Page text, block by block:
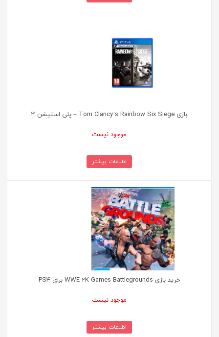
بازی Tom Clancy’s Rainbow Six Siege – پلی استیشن ۴
موجود نیست
اطلاعات بیشتر
خرید بازی WWE 2K Games Battlegrounds برای PS4
موجود نیست
اطلاعات بیشتر